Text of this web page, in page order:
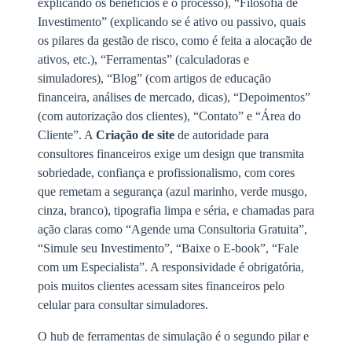
explicando os benefícios e o processo), “Filosofia de
Investimento” (explicando se é ativo ou passivo, quais
os pilares da gestão de risco, como é feita a alocação de
ativos, etc.), “Ferramentas” (calculadoras e
simuladores), “Blog” (com artigos de educação
financeira, análises de mercado, dicas), “Depoimentos”
(com autorização dos clientes), “Contato” e “Área do
Cliente”. A Criação de site de autoridade para
consultores financeiros exige um design que transmita
sobriedade, confiança e profissionalismo, com cores
que remetam a segurança (azul marinho, verde musgo,
cinza, branco), tipografia limpa e séria, e chamadas para
ação claras como “Agende uma Consultoria Gratuita”,
“Simule seu Investimento”, “Baixe o E-book”, “Fale
com um Especialista”. A responsividade é obrigatória,
pois muitos clientes acessam sites financeiros pelo
celular para consultar simuladores.
O hub de ferramentas de simulação é o segundo pilar e